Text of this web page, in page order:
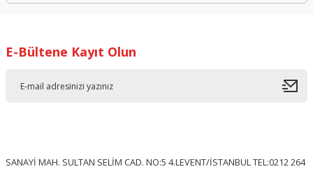
E-Bültene Kayıt Olun
SANAYİ MAH. SULTAN SELİM CAD. NO:5 4.LEVENT/İSTANBUL TEL:0212 264